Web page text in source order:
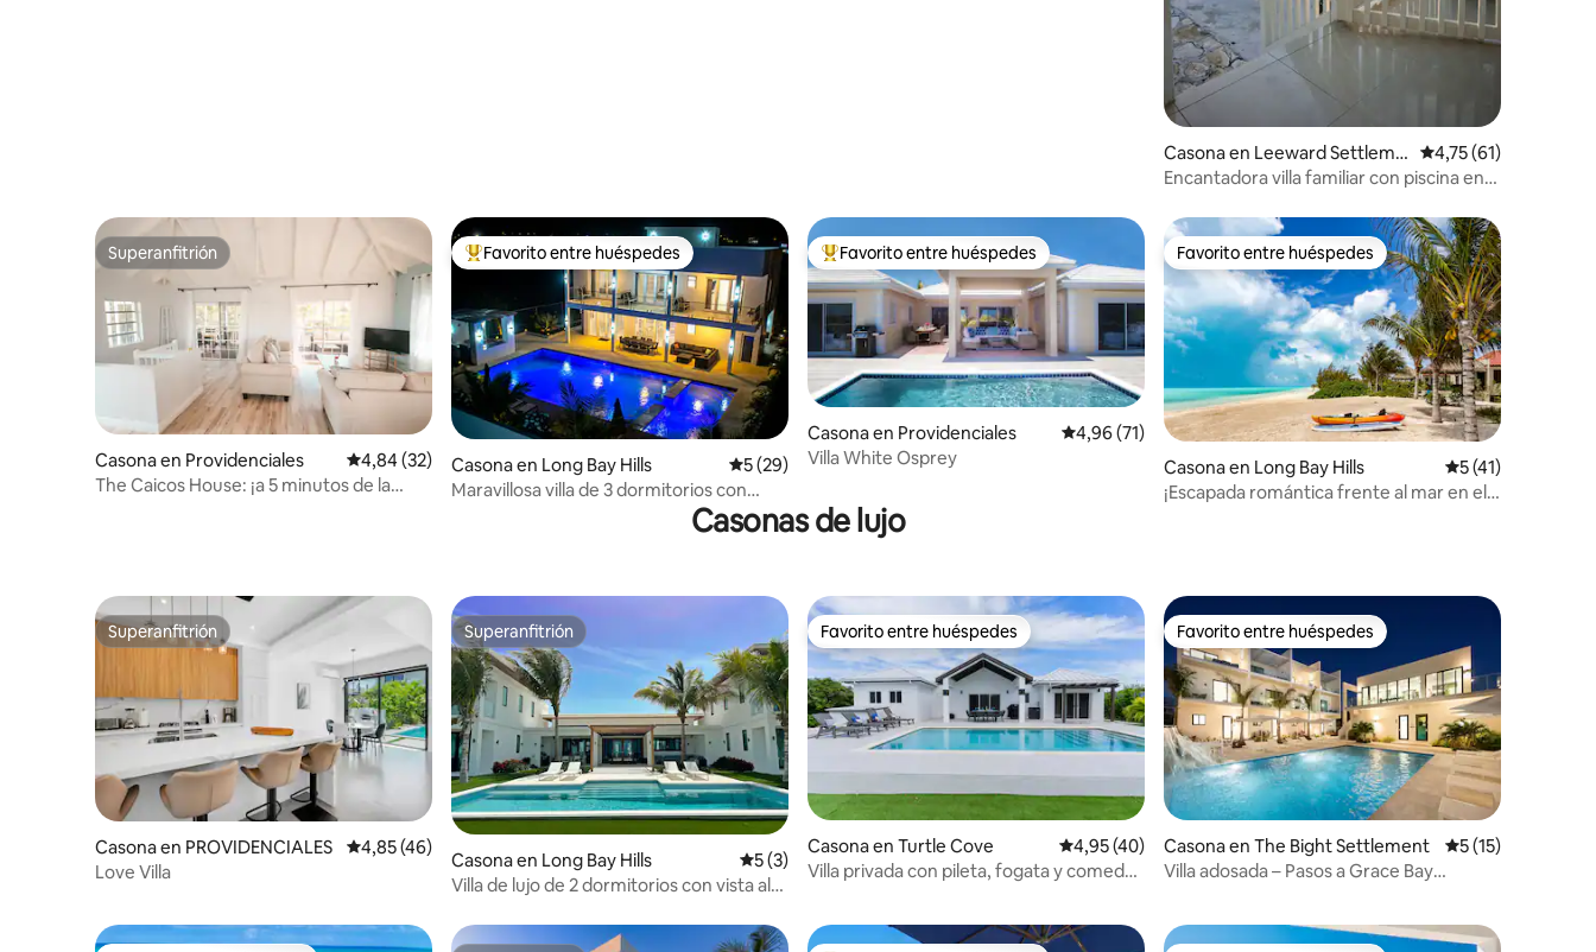
Casona en Leeward Settleme
nt
Calificación
4,75 (61)
Encantadora villa familiar con piscina en
Superanfitrión
Superanfitrión
Casona en Providenciales Calificación promedio: 4,84 de 5. 32 evaluaciones
4,84 (32)
The Caicos House: ¡a 5 minutos de la
Favorito entre los huéspedes más destacados
Favorito entre huéspedes
Casona en Long Bay Hills Calificación promedio: 5 de 5. 29 evaluaciones
5 (29)
Maravillosa villa de 3 dormitorios con
Favorito entre los huéspedes más destacados
Favorito entre huéspedes
Casona en Providenciales Calificación promedio: 4,96 de 5. 71 evaluaciones
4,96 (71)
Villa White Osprey
Favorito entre huéspedes
Favorito entre huéspedes
Casona en Long Bay Hills Calificación
5 (41)
¡Escapada romántica frente al mar en el
Casonas de lujo
Superanfitrión
Superanfitrión
Casona en PROVIDENCIALES Calificación promedio: 4,85 de 5. 46 evaluaciones
4,85 (46)
Love Villa
Superanfitrión
Superanfitrión
Casona en Long Bay Hills Calificación promedio: 5 de 5. 3 evaluaciones
5 (3)
Villa de lujo de 2 dormitorios con vista al
Favorito entre huéspedes
Favorito entre huéspedes
Casona en Turtle Cove Calificación promedio: 4,95 de 5. 40 evaluaciones
4,95 (40)
Villa privada con pileta, fogata y comedor
Favorito entre huéspedes
Favorito entre huéspedes
Casona en The Bight Settlement Calificación
5 (15)
Villa adosada – Pasos a Grace Bay